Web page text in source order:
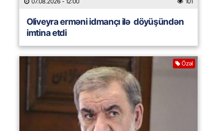
Oliveyra erməni idmançı ilə döyüşündən
imtina etdi
Özəl